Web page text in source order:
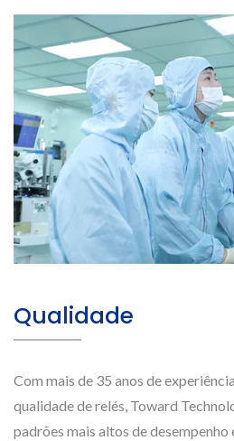
Qualidade
Com mais de 35 anos de
qualidade de relés, Toward
padrões mais altos de